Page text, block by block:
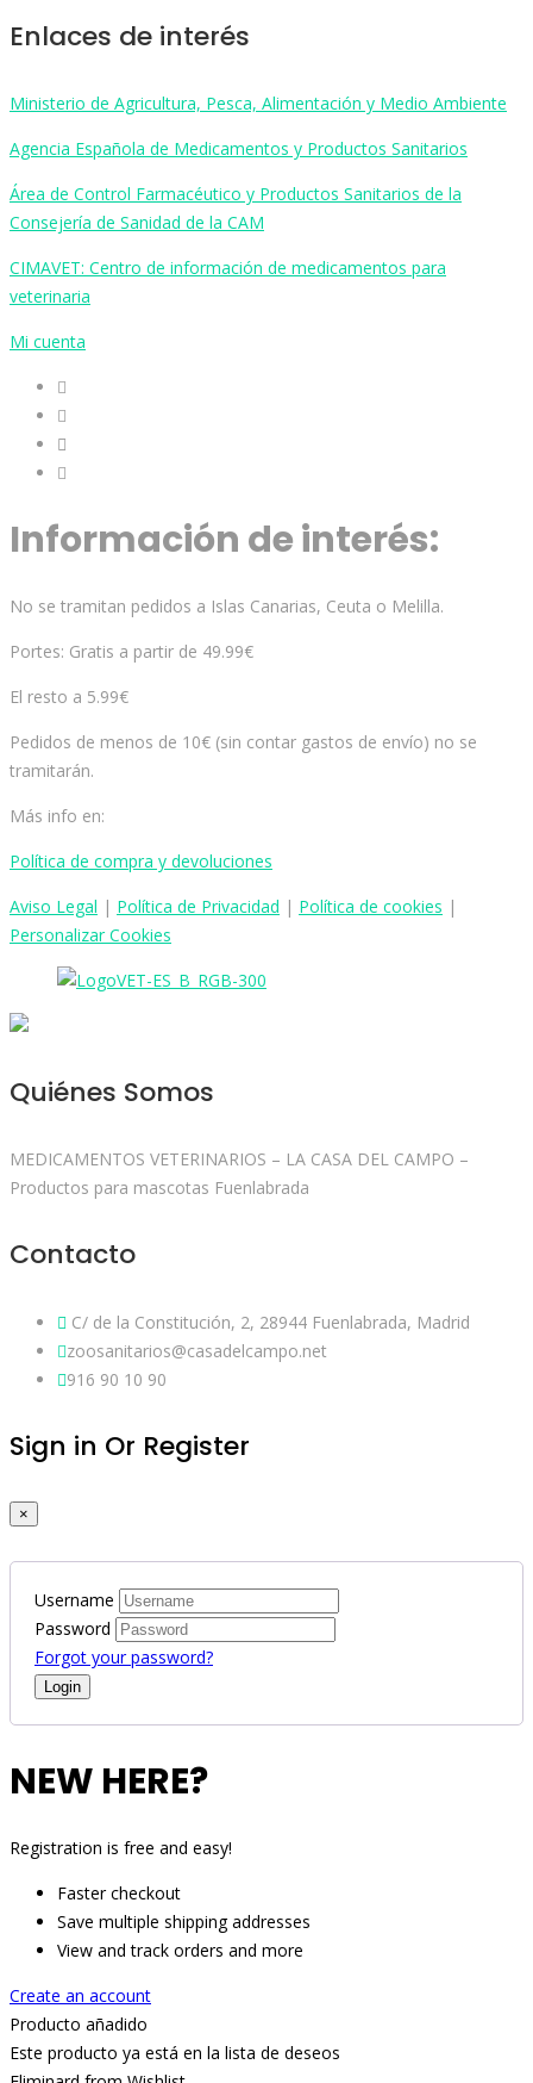
Enlaces de interés
Ministerio de Agricultura, Pesca, Alimentación y Medio Ambiente
Agencia Española de Medicamentos y Productos Sanitarios
Área de Control Farmacéutico y Productos Sanitarios de la
Consejería de Sanidad de la CAM
CIMAVET: Centro de información de medicamentos para
veterinaria
Mi cuenta
Información de interés:
No se tramitan pedidos a Islas Canarias, Ceuta o Melilla.
Portes: Gratis a partir de 49.99€
El resto a 5.99€
Pedidos de menos de 10€ (sin contar gastos de envío) no se
tramitarán.
Más info en:
Política de compra y devoluciones
Aviso Legal | Política de Privacidad | Política de cookies |
Personalizar Cookies
Quiénes Somos
MEDICAMENTOS VETERINARIOS – LA CASA DEL CAMPO –
Productos para mascotas Fuenlabrada
Contacto
C/ de la Constitución, 2, 28944 Fuenlabrada, Madrid
zoosanitarios@casadelcampo.net
916 90 10 90
Sign in Or Register
×
Username
Password
Forgot your password?
NEW HERE?
Registration is free and easy!
Faster checkout
Save multiple shipping addresses
View and track orders and more
Create an account
Producto añadido
Este producto ya está en la lista de deseos